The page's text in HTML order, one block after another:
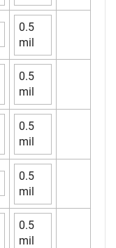
0.5
mil
0.5
mil
0.5
mil
0.5
mil
0.5
mil